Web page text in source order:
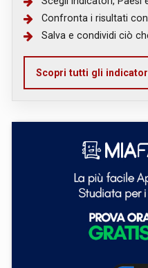
Confronta i risultati
Salva e condividi ciò
Scopri tutti gli